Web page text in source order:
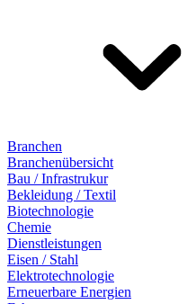
Branchen
Branchenübersicht
Bau / Infrastrukur
Bekleidung / Textil
Biotechnologie
Chemie
Dienstleistungen
Eisen / Stahl
Elektrotechnologie
Erneuerbare Energien